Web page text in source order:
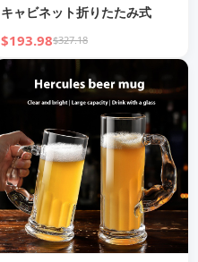
キャビネット折りたたみ式
$193.98$327.18